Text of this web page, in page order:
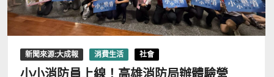
新聞來源:大成報 消費生活 社會